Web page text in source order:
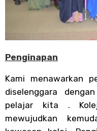
Penginapan
Kami menawarkan
diselenggara
pelajar kita .
mewujudkan